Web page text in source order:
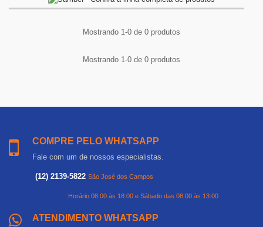
Mostrando 1-0 de 0 produtos
Mostrando 1-0 de 0 produtos
COMPRE PELO WHATSAPP
Fale com um de nossos especialistas.
(12) 2139-5822 São José dos Campos
Horário 08:00 às 18:00 e Sábado das 08:00 às 13:00
ATENDIMENTO WHATSAPP